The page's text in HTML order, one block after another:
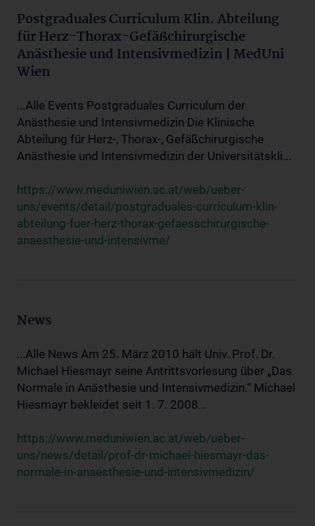
Postgraduales Curriculum Klin. Abteilung
für Herz-Thorax-Gefäßchirurgische
Anästhesie und Intensivmedizin | MedUni
Wien
...Alle Events Postgraduales Curriculum der
Anästhesie und Intensivmedizin Die Klinische
Abteilung für Herz-, Thorax-, Gefäßchirurgische
Anästhesie und Intensivmedizin der Universitätskli...
https://www.meduniwien.ac.at/web/ueber-
uns/events/detail/postgraduales-curriculum-klin-
abteilung-fuer-herz-thorax-gefaesschirurgische-
anaesthesie-und-intensivme/
News
...Alle News Am 25. März 2010 hält Univ. Prof. Dr.
Michael Hiesmayr seine Antrittsvorlesung über „Das
Normale in Anästhesie und Intensivmedizin.“ Michael
Hiesmayr bekleidet seit 1. 7. 2008...
https://www.meduniwien.ac.at/web/ueber-
uns/news/detail/prof-dr-michael-hiesmayr-das-
normale-in-anaesthesie-und-intensivmedizin/